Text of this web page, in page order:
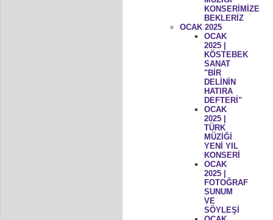
KONSERİMİZE
BEKLERİZ
OCAK 2025
OCAK
2025 |
KÖSTEBEK
SANAT
"BİR
DELİNİN
HATIRA
DEFTERİ"
OCAK
2025 |
TÜRK
MÜZİĞİ
YENİ YIL
KONSERİ
OCAK
2025 |
FOTOĞRAF
SUNUM
VE
SÖYLEŞİ